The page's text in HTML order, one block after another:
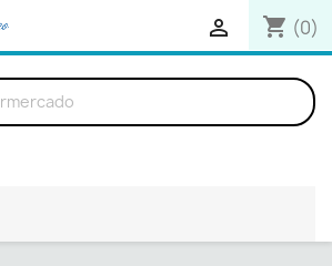
shopping_cart (0)
